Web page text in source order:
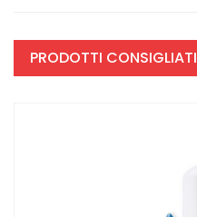
PRODOTTI CONSIGLIATI